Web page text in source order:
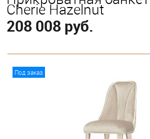
Cherie Hazelnut
208 008 руб.
Под заказ